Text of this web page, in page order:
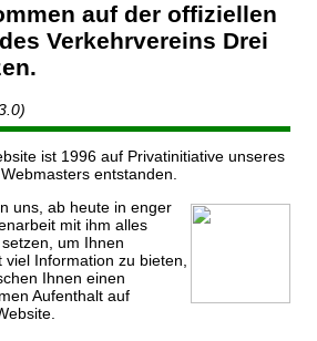
auf der offiziellen
Verkehrvereins Drei
ist 1996 auf Privatinitiative unseres
entstanden.
uns, ab heute in enger
mit ihm alles
um Ihnen
viel Information zu bieten,
Ihnen einen
Aufenthalt auf